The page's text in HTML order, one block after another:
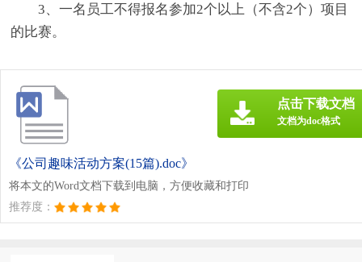
3、一名员工不得报名参加2个以上（不含2个）项目
的比赛。
《公司趣味活动方案(15篇).doc》
将本文的Word文档下载到电脑，方便收藏和打印
推荐度：
点击下载文档
文档为doc格式